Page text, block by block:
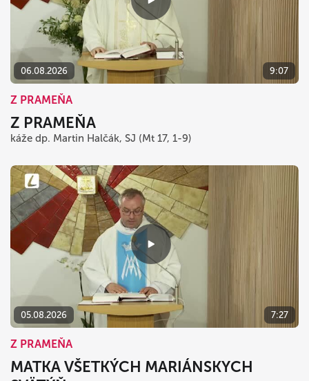
06.08.2026 9:07
Z PRAMEŇA
Z PRAMEŇA
káže dp. Martin Halčák, SJ (Mt 17, 1-9)
05.08.2026 7:27
Z PRAMEŇA
MATKA VŠETKÝCH MARIÁNSKYCH